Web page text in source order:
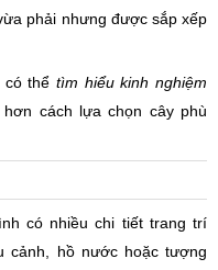
phải nhưng được sắp xếp
có thể tìm hiểu kinh nghiệm
cách lựa chọn cây phù
có nhiều chi tiết trang trí
cảnh, hồ nước hoặc tượng